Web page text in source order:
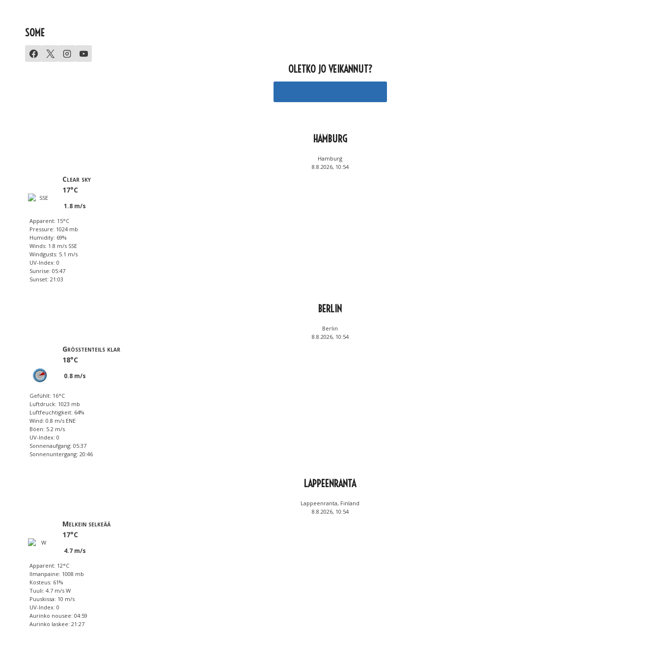
SOME
OLETKO JO VEIKANNUT?
HAMBURG
Hamburg
8.8.2026, 10:54
Clear sky
17°C
1.8 m/s
Apparent: 15°C
Pressure: 1024 mb
Humidity: 69%
Winds: 1.8 m/s SSE
Windgusts: 5.1 m/s
UV-Index: 0
Sunrise: 05:47
Sunset: 21:03
BERLIN
Berlin
8.8.2026, 10:54
Größtenteils klar
18°C
0.8 m/s
Gefühlt: 16°C
Luftdruck: 1023 mb
Luftfeuchtigkeit: 64%
Wind: 0.8 m/s ENE
Böen: 5.2 m/s
UV-Index: 0
Sonnenaufgang: 05:37
Sonnenuntergang: 20:46
LAPPEENRANTA
Lappeenranta, Finland
8.8.2026, 10:54
Melkein selkeää
17°C
4.7 m/s
Apparent: 12°C
Ilmanpaine: 1008 mb
Kosteus: 61%
Tuuli: 4.7 m/s W
Puuskissa: 10 m/s
UV-Index: 0
Aurinko nousee: 04:59
Aurinko laskee: 21:27